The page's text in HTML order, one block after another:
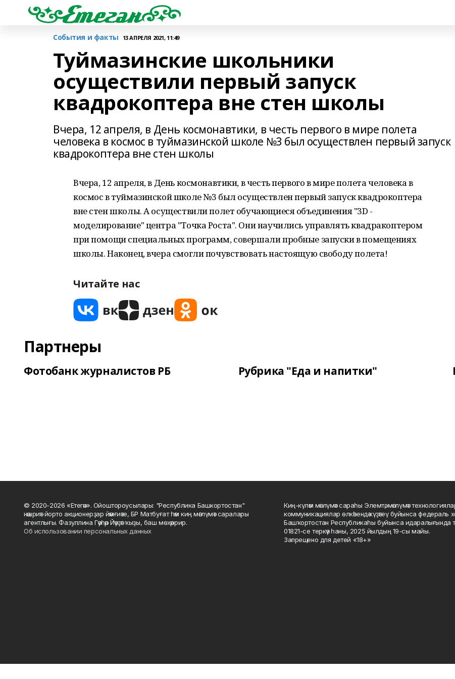
События и факты 13 АПРЕЛЯ 2021, 11:49
Туймазинские школьники
осуществили первый запуск
квадрокоптера вне стен школы
Вчера, 12 апреля, в День космонавтики, в честь первого в мире полета
человека в космос в туймазинской школе №3 был осуществлен первый запуск
квадрокоптера вне стен школы
Вчера, 12 апреля, в День космонавтики, в честь первого в мире полета человека в
космос в туймазинской школе №3 был осуществлен первый запуск квадрокоптера
вне стен школы. А осуществили полет обучающиеся объединения "3D -
моделирование" центра "Точка Роста". Они научились управлять квадракоптером
при помощи специальных программ, совершали пробные запуски в помещениях
школы. Наконец, вчера смогли почувствовать настоящую свободу полета!
Читайте нас
Партнеры
Фотобанк журналистов РБ Рубрика "Еда и напитки"
© 2020-2026 «Етегән». Ойоштороусылары: "Республика Башкортостан"
нәшриәт йорто акционерҙар йәмғиәте, БР Матбуғат һәм киң мәғлүмәт саралары
агентлығы. Фазуллина Гәүһәр Йәүҙәт ҡыҙы, баш мөхәррир.
Об использовании персональных данных
Киң-күләм мәғлүмәт сараһы Элемтә, мәғлүмәт
коммуникациялар өлкәһендә күҙәтеү буйынса федераль
Башҡортостан Республикаһы буйынса идаралығында
01821-се теркәү һаны, 2025 йылдың 19-сы майы.
Запрещено для детей «18+»